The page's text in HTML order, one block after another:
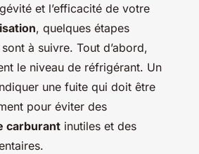
et l’efficacité de votre
, quelques étapes
à suivre. Tout d’abord,
le niveau de réfrigérant. Un
une fuite qui doit être
pour éviter des
carburant inutiles et des